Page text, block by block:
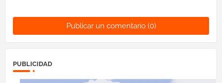
Publicar un comentario (0)
PUBLICIDAD